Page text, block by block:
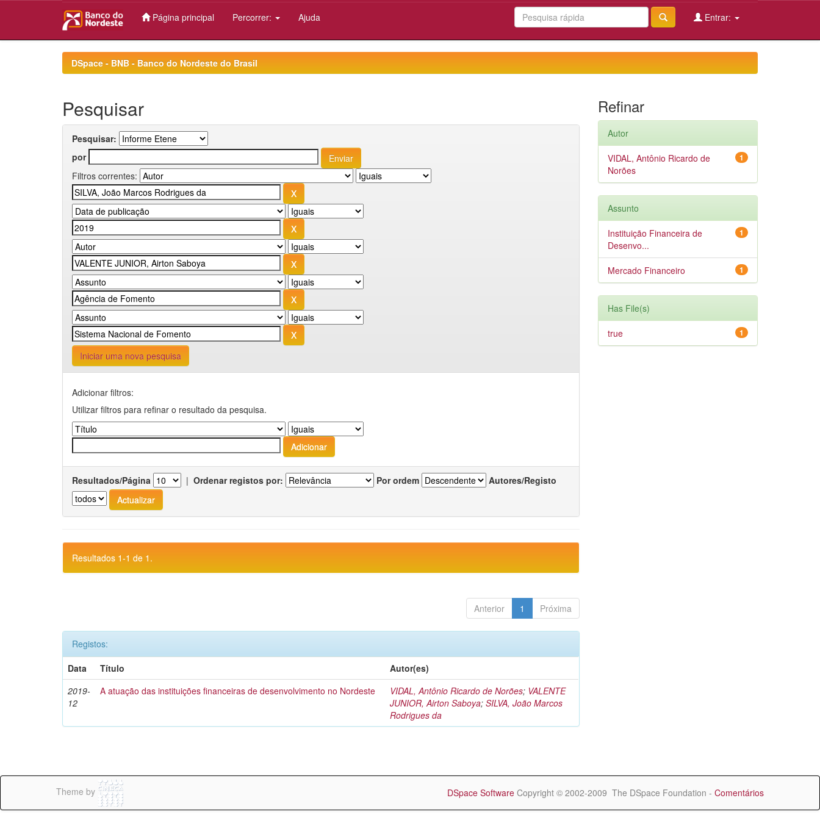
Página principal Percorrer: Ajuda Entrar:
DSpace - BNB - Banco do Nordeste do Brasil
Pesquisar
Pesquisar:
por
Filtros correntes:
Iniciar uma nova pesquisa
Adicionar filtros:
Utilizar filtros para refinar o resultado da pesquisa.
Resultados/Página | Ordenar registos por: Por ordem Autores/Registo
Resultados 1-1 de 1.
Anterior 1 Próxima
Registos:
Data
Título
Autor(es)
2019-
12
A atuação das instituições financeiras de desenvolvimento no Nordeste VIDAL, Antônio Ricardo de Norões; VALENTE
JUNIOR, Airton Saboya;SILVA, João Marcos
Rodrigues da
Refinar
Autor
1
VIDAL, Antônio Ricardo de
Norões
Assunto
1
Instituição Financeira de
Desenvo...
1
Mercado Financeiro
Has File(s)
1
true
Theme by DSpace Software Copyright © 2002-2009 The DSpace Foundation - Comentários